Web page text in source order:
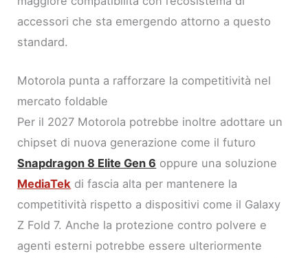
accessori che sta emergendo attorno a questo
standard.
Motorola punta a rafforzare la competitività nel
mercato foldable
Per il 2027 Motorola potrebbe inoltre adottare un
chipset di nuova generazione come il futuro
Snapdragon 8 Elite Gen 6 oppure una soluzione
MediaTek di fascia alta per mantenere la
competitività rispetto a dispositivi come il Galaxy
Z Fold 7. Anche la protezione contro polvere e
agenti esterni potrebbe essere ulteriormente